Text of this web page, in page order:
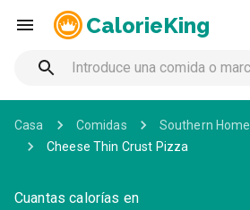
CalorieKing
Casa Comidas Southern Home
Cheese Thin Crust Pizza
Cuantas calorías en